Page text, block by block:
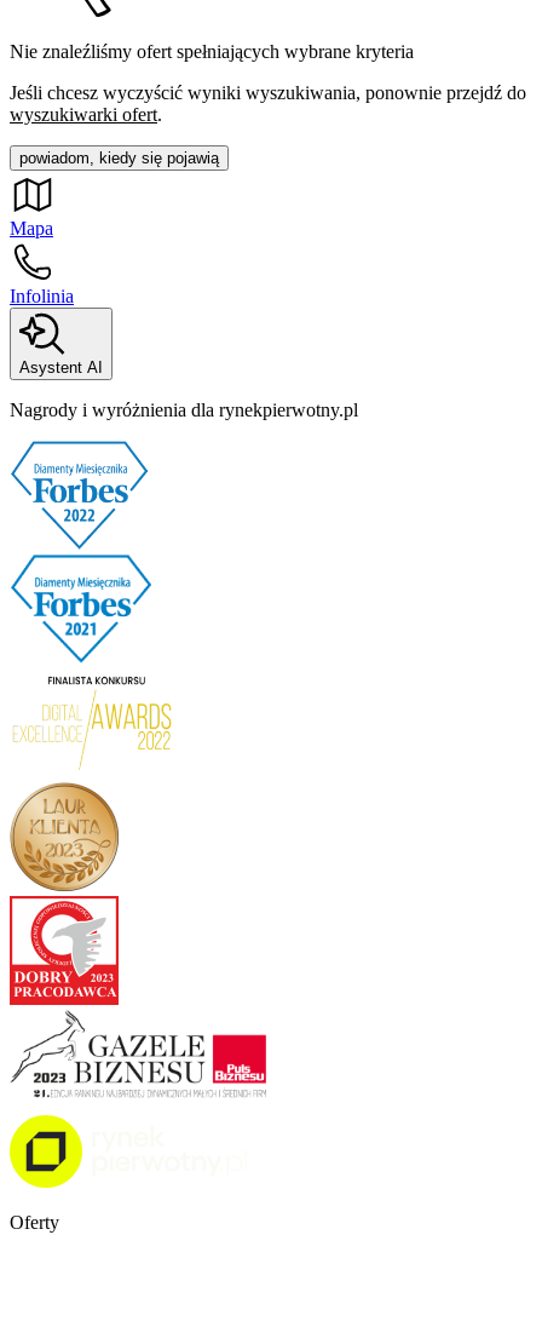
Nie znaleźliśmy ofert spełniających wybrane kryteria
Jeśli chcesz wyczyścić wyniki wyszukiwania, ponownie przejdź do
wyszukiwarki ofert.
powiadom, kiedy się pojawią
Mapa
Infolinia
Asystent AI
Nagrody i wyróżnienia dla rynekpierwotny.pl
Oferty